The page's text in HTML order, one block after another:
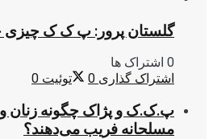
گلستان پرور: پ ک ک چیزی
0 اشتراک ها
اشتراک گذاری 0 توئیت 0
پ.ک.ک و پژاک چگونه زنان و
مسلحانه فریب می‌دهند؟